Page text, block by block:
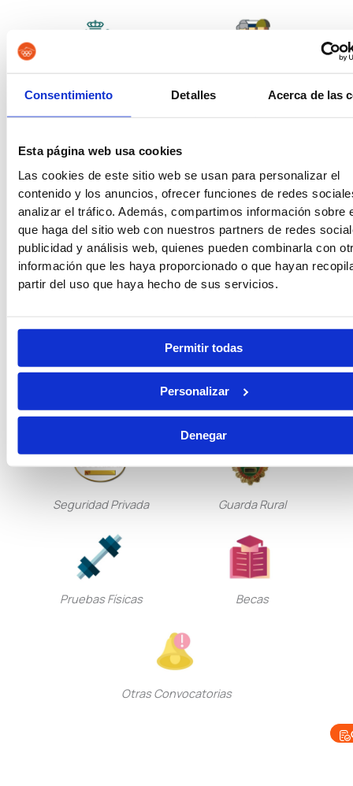
Consentimiento Detalles Acerca de las
Esta página web usa cookies
Las cookies de este sitio web se usan para personalizar el
contenido y los anuncios, ofrecer funciones de redes
analizar el tráfico. Además, compartimos información sobre
que haga del sitio web con nuestros partners de redes
publicidad y análisis web, quienes pueden combinarla con
información que les haya proporcionado o que hayan
partir del uso que haya hecho de sus servicios.
Permitir todas
Personalizar
Denegar
Vigilancia Aduanera
Instituciones
Penitenciarias
Gestión Procesal
Seguridad Privada Guarda Rural
Pruebas Físicas Becas
Otras Convocatorias